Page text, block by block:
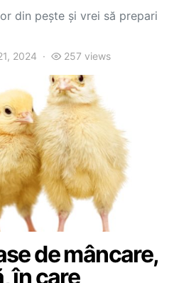
din pește și vrei să prepari
2024 257 views
de mâncare,
în care